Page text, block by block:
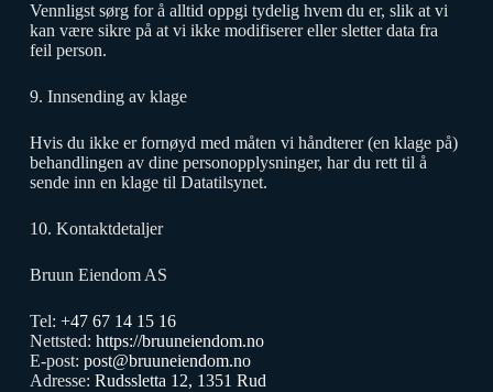
Vennligst sørg for å alltid oppgi tydelig hvem du er, slik at vi
kan være sikre på at vi ikke modifiserer eller sletter data fra
feil person.
9. Innsending av klage
Hvis du ikke er fornøyd med måten vi håndterer (en klage på)
behandlingen av dine personopplysninger, har du rett til å
sende inn en klage til Datatilsynet.
10. Kontaktdetaljer
Bruun Eiendom AS
Tel: +47 67 14 15 16
Nettsted: https://bruuneiendom.no
E-post: post@bruuneiendom.no
Adresse: Rudssletta 12, 1351 Rud